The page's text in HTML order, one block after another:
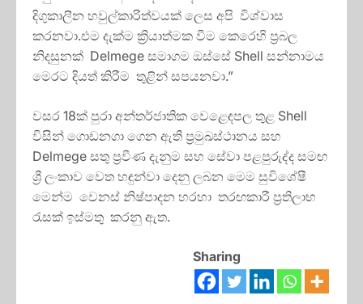
දිගුකාලීන හවුල්කාරිත්වයක් ලෙස අපි විශ්වාස
කරනවා.එම දැක්ම ක්‍රියාත්මක වීම කෙරෙහි ප්‍රබල
නිදසුනක් Delmege සමාගම ඔස්සේ Shell සන්නාමය
මෙරට දියත් කිරීම තුළින් සපයනවා.”
වසර 18ක් පුරා අන්තර්ජාතික වෙළෙඳපල තුළ Shell
විසින් ගොඩනගා ගෙන ඇති ප්‍රමුඛස්ථානය සහ
Delmege සතු ප්‍රවීණ දැනුම සහ සේවා පළපුරුද්ද සමඟ
ශ්‍රී ලංකාව වෙත හඳුන්වා දෙනු ලබන මෙම සුවිශේෂී
මෙන්ම වෙනස් නිෂ්පාදන හරහා තරඟකාරී ප්‍රතිලාභ
රැසක් ඉස්මතු කරනු ඇත.
Sharing